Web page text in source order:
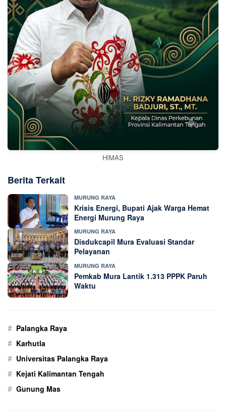
HIMAS
Berita Terkait
MURUNG RAYA
Krisis Energi, Bupati Ajak Warga Hemat
Energi Murung Raya
MURUNG RAYA
Disdukcapil Mura Evaluasi Standar
Pelayanan
MURUNG RAYA
Pemkab Mura Lantik 1.313 PPPK Paruh
Waktu
# Palangka Raya
# Karhutla
# Universitas Palangka Raya
# Kejati Kalimantan Tengah
# Gunung Mas